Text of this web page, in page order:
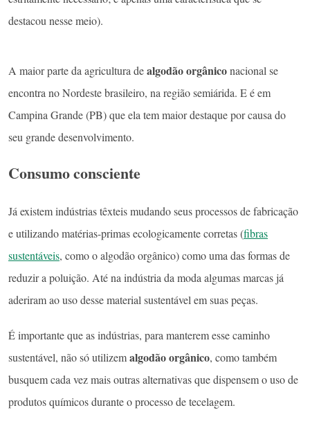
destacou nesse meio).
A maior parte da agricultura dealgodão orgâniconacional se
encontra no Nordeste brasileiro, na região semiárida. E é em
Campina Grande (PB) que ela tem maior destaque por causa do
seu grande desenvolvimento.
Consumo consciente
Já existem indústrias têxteis mudando seus processos de fabricação
e utilizando matérias-primas ecologicamente corretas (fibras
sustentáveis, como o algodão orgânico) como uma das formas de
reduzir a poluição. Até na indústria da moda algumas marcas já
aderiram ao uso desse material sustentável em suas peças.
É importante que as indústrias, para manterem esse caminho
sustentável, não só utilizemalgodão orgânico, como também
busquem cada vez mais outras alternativas que dispensem o uso de
produtos químicos durante o processo de tecelagem.